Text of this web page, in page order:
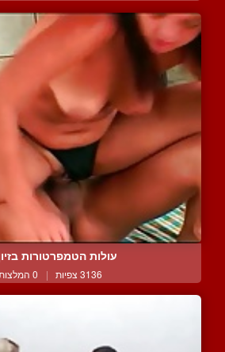
עולות הטמפרטורות
3136 צפיות | 0 המלצות